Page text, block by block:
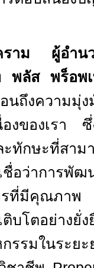
ราม ผู้อำ
พลัส พร็อพ
อนถึงความมุ่
องของเรา
ะทักษะที่สาม
ชื่อว่าการพั
รที่มีคุณภา
บโตอย่างยั่
รรมในระย